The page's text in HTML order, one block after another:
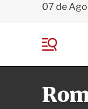
07 de
e